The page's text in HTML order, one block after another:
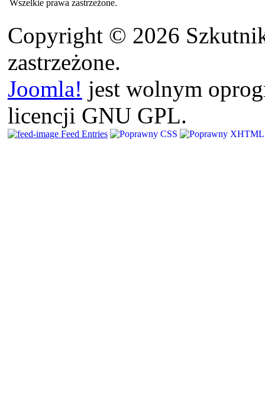
Wszelkie prawa zastrzeżone.
Copyright © 2026
zastrzeżone.
Joomla! jest wolnym
licencji GNU GPL.
Feed Entries